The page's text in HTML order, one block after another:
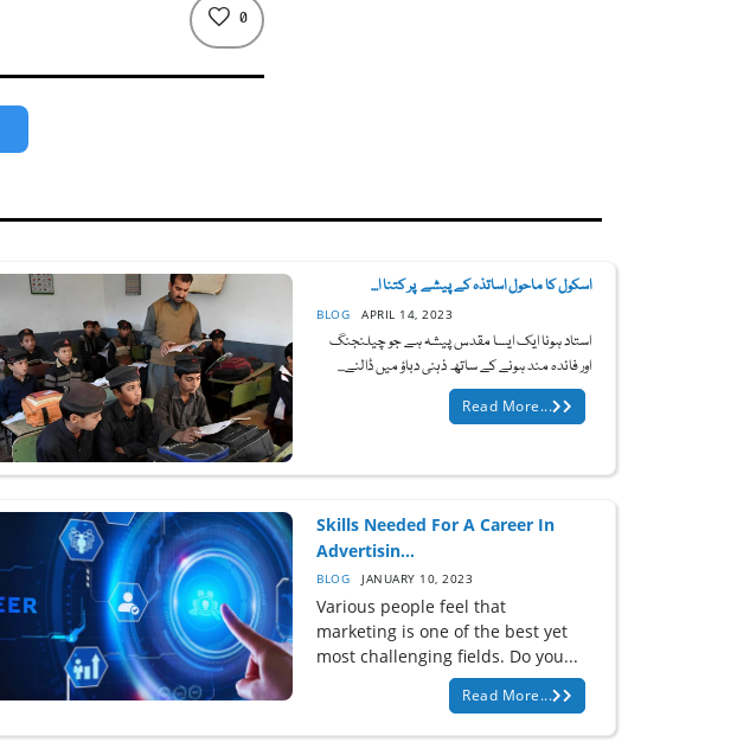
0
اسکول کا ماحول اساتذہ کے پیشے پر کتنا ا...
BLOG APRIL 14, 2023
استاد ہونا ایک ایسا مقدس پیشہ ہے جو چیلنجنگ
اور فائدہ مند ہونے کے ساتھ ذہنی دباؤ میں ڈالنے...
Read More...
Skills Needed For A Career In
Advertisin...
BLOG JANUARY 10, 2023
Various people feel that
marketing is one of the best yet
most challenging fields. Do you...
Read More...